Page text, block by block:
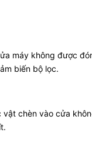
máy không được
biến bộ lọc.
chèn vào cửa